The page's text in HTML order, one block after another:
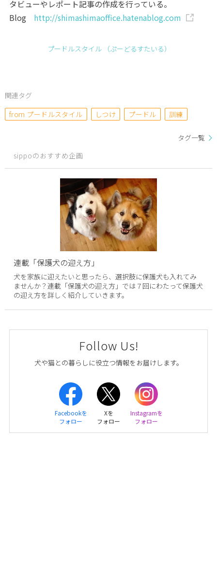
タビューやレポート記事の作成を行っている。
Blog http://shimashimaoffice.hatenablog.com
プードルスタイル （ぷーどるすたいる）
関連タグ
from プードルスタイル
しつけ プードル 訓練
タグ一覧
sippoのおすすめ企画
連載「保護犬の迎え方」
犬を家族に迎えたいと思ったら、選択肢に保護犬も入れてみ
ませんか？連載「保護犬の迎え方」では７回にわたって保護犬
の迎え方を詳しく紹介していきます。
Follow Us!
犬や猫との暮らしに役立つ情報をお届けします。
Facebookを
フォロー
Xを
フォロー
Instagramを
フォロー